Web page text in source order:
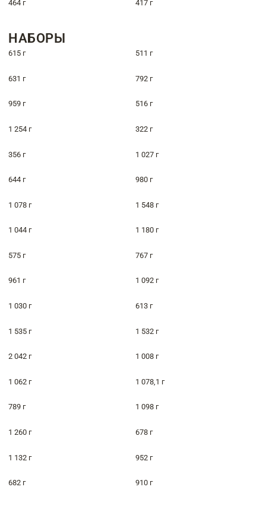
464 г 417 г
НАБОРЫ
615 г 511 г
631 г 792 г
959 г 516 г
1 254 г 322 г
356 г 1 027 г
644 г 980 г
1 078 г 1 548 г
1 044 г 1 180 г
575 г 767 г
961 г 1 092 г
1 030 г 613 г
1 535 г 1 532 г
2 042 г 1 008 г
1 062 г 1 078,1 г
789 г 1 098 г
1 260 г 678 г
1 132 г 952 г
682 г 910 г